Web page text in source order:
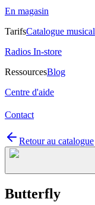
En magasin
TarifsCatalogue musical
Radios In-store
RessourcesBlog
Centre d'aide
Contact
Retour au catalogue
Butterfly